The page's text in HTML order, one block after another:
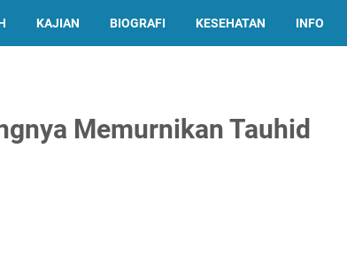
KAJIAN BIOGRAFI KESEHATAN INFO
Memurnikan Tauhid